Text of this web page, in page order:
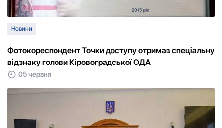
Новини
Фотокореспондент Точки доступу отримав спеціальну
відзнаку голови Кіровоградської ОДА
05 червня